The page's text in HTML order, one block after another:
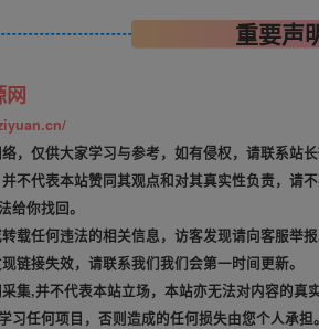
重要声
网
，仅供大家学习与参考，如有侵权，请联系站
不代表本站赞同其观点和对其真实性负责，请
给你找回。
载任何违法的相关信息，访客发现请向客服举报
链接失效，请联系我们我们会第一时间更新。
集,并不代表本站立场，本站亦无法对内容的
任何项目，否则造成的任何损失由您个人承担。